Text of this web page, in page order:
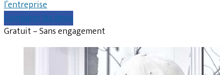
l’entreprise
Comparer les devis
Gratuit – Sans engagement